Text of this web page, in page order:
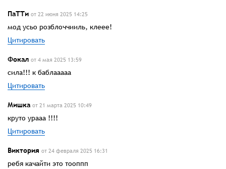
ПаТТи от 22 июня 2025 14:25
мод усьо розблоччииль, клеее!
Цитировать
Фокал от 4 мая 2025 13:59
сила!!! к баблааааа
Цитировать
Мишка от 21 марта 2025 10:49
круто урааа !!!!
Цитировать
Виктория от 24 февраля 2025 16:31
ребя качайти это тооппп